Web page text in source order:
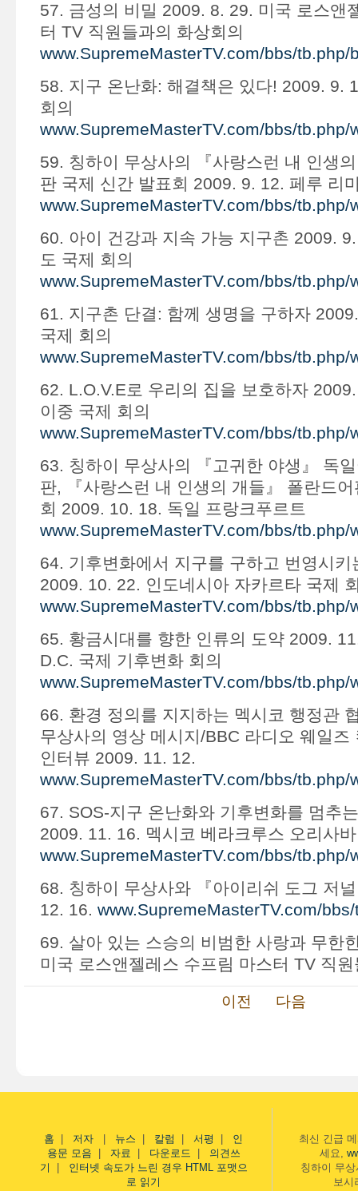
57. 금성의 비밀 2009. 8. 29. 미국 로스앤
터 TV 직원들과의 화상회의
www.SupremeMasterTV.com/bbs/tb.php/
58. 지구 온난화: 해결책은 있다! 2009. 9.
회의
www.SupremeMasterTV.com/bbs/tb.php/
59. 칭하이 무상사의 『사랑스런 내 인생
판 국제 신간 발표회 2009. 9. 12. 페루 리
www.SupremeMasterTV.com/bbs/tb.php/
60. 아이 건강과 지속 가능 지구촌 2009.
도 국제 회의
www.SupremeMasterTV.com/bbs/tb.php/
61. 지구촌 단결: 함께 생명을 구하자
국제 회의
www.SupremeMasterTV.com/bbs/tb.php/
62. L.O.V.E로 우리의 집을 보호하자
이중 국제 회의
www.SupremeMasterTV.com/bbs/tb.php/
63. 칭하이 무상사의 『고귀한 야생』 독
판, 『사랑스런 내 인생의 개들』 폴란드
회 2009. 10. 18. 독일 프랑크푸르트
www.SupremeMasterTV.com/bbs/tb.php/
64. 기후변화에서 지구를 구하고 번영시키
2009. 10. 22. 인도네시아 자카르타 국제
www.SupremeMasterTV.com/bbs/tb.php/
65. 황금시대를 향한 인류의 도약 2009.
D.C. 국제 기후변화 회의
www.SupremeMasterTV.com/bbs/tb.php/
66. 환경 정의를 지지하는 멕시코 행정관
무상사의 영상 메시지/BBC 라디오 웨일즈
인터뷰 2009. 11. 12.
www.SupremeMasterTV.com/bbs/tb.php/
67. SOS-지구 온난화와 기후변화를 멈추
2009. 11. 16. 멕시코 베라크루스 오리사
www.SupremeMasterTV.com/bbs/tb.php/
68. 칭하이 무상사와 『아이리쉬 도그 저
12. 16. www.SupremeMasterTV.com/
69. 살아 있는 스승의 비범한 사랑과 무한
미국 로스앤젤레스 수프림 마스터 TV 직
이전 다음
홈 저자 뉴스 칼럼 서평
인
용문 모음
자료 다운로드
의견쓰
기
인터넷 속도가 느린 경우 HTML 포맷으
로 읽기
최신 긴급
세요,
칭하이 무
보시